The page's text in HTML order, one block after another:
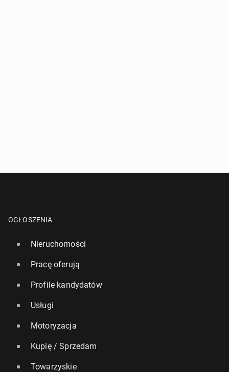
OGŁOSZENIA
Nieruchomości
Pracę oferują
Profile kandydatów
Usługi
Motoryzacja
Kupię / Sprzedam
Towarzyskie